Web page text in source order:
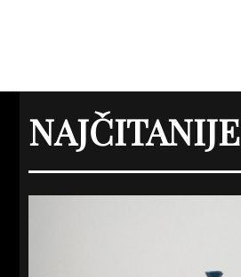
NAJČITANIJE